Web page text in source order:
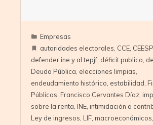
Empresas
autoridades electorales CCE CEESP
defender ine y al tepjf déficit publico
Deuda Pública elecciones limpias
endeudamiento histórico estabilidad
Públicas Francisco Cervantes Díaz
sobre la renta INE intimidación a
Ley de ingresos LIF macroeconómicos